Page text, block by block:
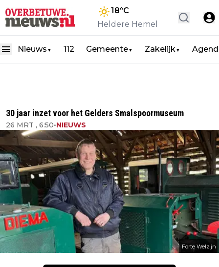
18°C
Heldere Hemel
Nieuws ▼ 112 Gemeente▼ Zakelijk▼
30 jaar inzet voor het Gelders Smalspoormuseum
26 MRT , 6:50•NIEUWS
Forte Welzijn